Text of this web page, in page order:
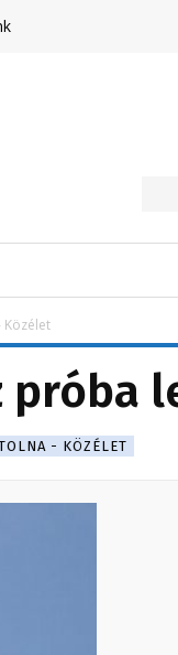
Közélet
próba
- KÖZÉLET